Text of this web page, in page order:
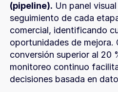
(pipeline). Un panel
seguimiento de cada
comercial, identificando
oportunidades de mejora.
conversión superior al 20
monitoreo continuo
decisiones basada en